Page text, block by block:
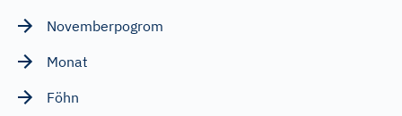
Novemberpogrom
Monat
Föhn